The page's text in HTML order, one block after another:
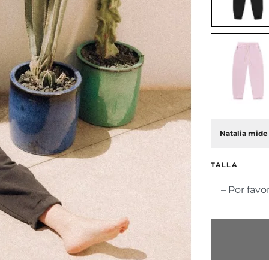
Natalia mide
TALLA
– Por